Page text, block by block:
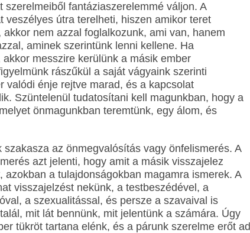
szerelmeiből fantáziaszerelemmé váljon. A
veszélyes útra terelheti, hiszen amikor teret
nem azzal foglalkozunk, ami van, hanem
aminek szerintünk lenni kellene. Ha
messzire kerülünk a másik ember
rászűkül a saját vágyaink szerinti
valódi énje rejtve marad, és a kapcsolat
Szüntelenül tudatosítani kell magunkban, hogy a
önmagunkban teremtünk, egy álom, és
szakasza az önmegvalósítás vagy önfelismerés. A
azt jelenti, hogy amit a másik visszajelez
azokban a tulajdonságokban magamra ismerek. A
visszajelzést nekünk, a testbeszédével, a
a szexualitással, és persze a szavaival is
mit lát bennünk, mit jelentünk a számára. Úgy
tükröt tartana elénk, és a párunk szerelme erőt ad